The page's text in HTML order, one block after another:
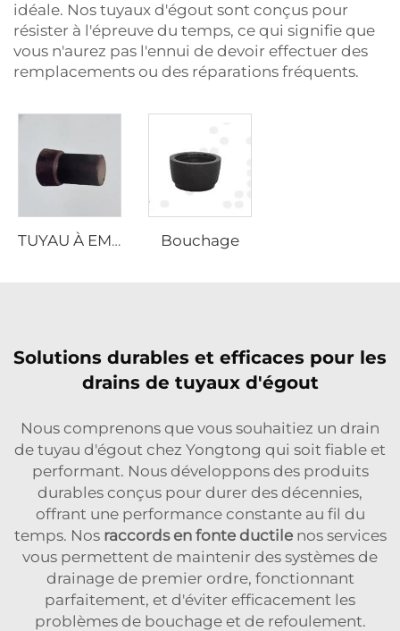
idéale. Nos tuyaux d'égout sont conçus pour
résister à l'épreuve du temps, ce qui signifie que
vous n'aurez pas l'ennui de devoir effectuer des
remplacements ou des réparations fréquents.
TUYAU À EMBOÎTEMENT BILATERAL Bouchage
Solutions durables et efficaces pour les
drains de tuyaux d'égout
Nous comprenons que vous souhaitiez un drain
de tuyau d'égout chez Yongtong qui soit fiable et
performant. Nous développons des produits
durables conçus pour durer des décennies,
offrant une performance constante au fil du
temps. Nos raccords en fonte ductile nos services
vous permettent de maintenir des systèmes de
drainage de premier ordre, fonctionnant
parfaitement, et d'éviter efficacement les
problèmes de bouchage et de refoulement.